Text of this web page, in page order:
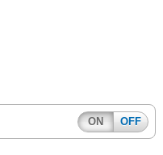
ON OFF